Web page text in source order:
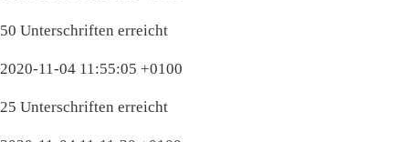
50 Unterschriften erreicht
2020-11-04 11:55:05 +0100
25 Unterschriften erreicht